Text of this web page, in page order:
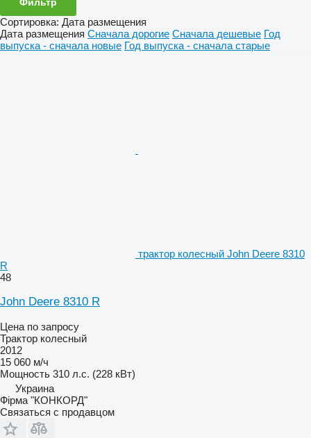
Сортировка: Дата размещения
Дата размещения Сначала дорогие Сначала дешевые Год
выпуска - сначала новые Год выпуска - сначала старые
трактор колесный John Deere 8310
R
48
John Deere 8310 R
Цена по запросу
Трактор колесный
2012
15 060 м/ч
Мощность 310 л.с. (228 кВт)
Украина
Фірма "КОНКОРД"
Связаться с продавцом